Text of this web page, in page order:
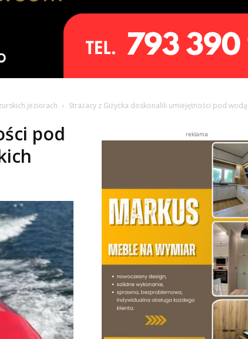
jeziorach
Strażacy z Giżycka doskonalili umiejętności pod
pod
reklama